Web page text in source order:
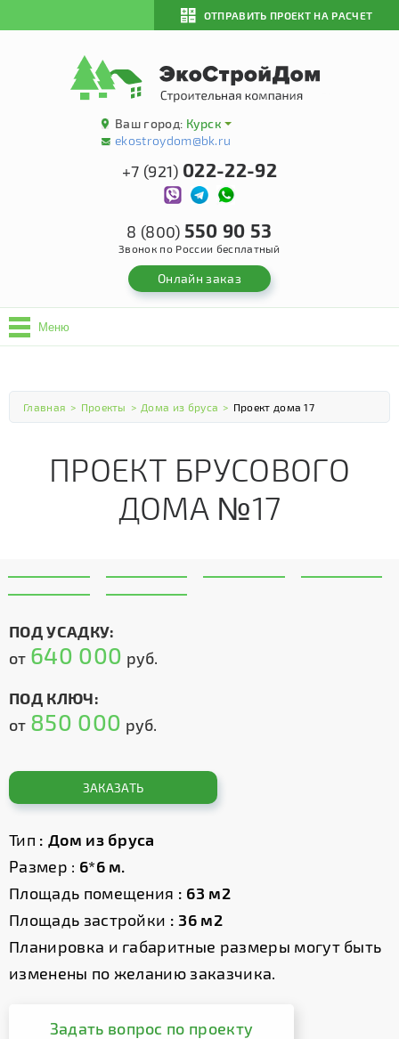
ОТПРАВИТЬ ПРОЕКТ НА РАСЧЕТ
Ваш город: Курск
ekostroydom@bk.ru
+7 (921) 022-22-92
8 (800) 550 90 53
Звонок по России бесплатный
Онлайн заказ
Меню
Главная > Проекты > Дома из бруса > Проект дома 17
ПРОЕКТ БРУСОВОГО
ДОМА №17
ПОД УСАДКУ:
от 640 000 руб.
ПОД КЛЮЧ:
от 850 000 руб.
ЗАКАЗАТЬ
Тип : Дом из бруса
Размер : 6*6 м.
Площадь помещения : 63 м2
Площадь застройки : 36 м2
Планировка и габаритные размеры могут быть
изменены по желанию заказчика.
Задать вопрос по проекту